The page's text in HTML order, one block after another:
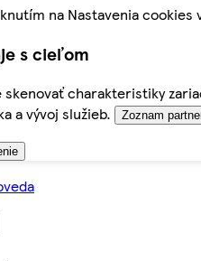
na Nastavenia cookies
s cieľom
charakteristiky
a vývoj služieb.
Zoznam